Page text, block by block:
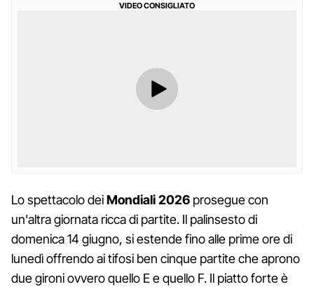
VIDEO CONSIGLIATO
Lo spettacolo deiMondiali 2026 prosegue con
un'altra giornata ricca di partite. Il palinsesto di
domenica 14 giugno, si estende fino alle prime ore di
lunedì offrendo ai tifosi ben cinque partite che aprono
due gironi ovvero quello E e quello F. Il piatto forte è